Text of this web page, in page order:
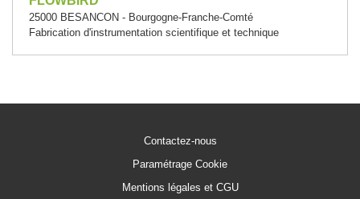
25000 BESANCON - Bourgogne-Franche-Comté
Fabrication d'instrumentation scientifique et technique
Contactez-nous
Paramétrage Cookie
Mentions légales et CGU